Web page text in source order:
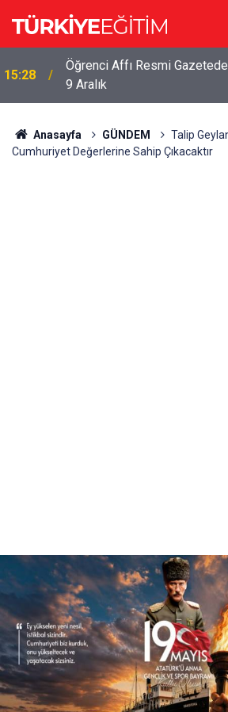
15:28
Öğrenci Affı Resmi
9 Aralık
Anasayfa GÜNDEM
Talip
Cumhuriyet Değerlerine Sahip Çıkacaktır